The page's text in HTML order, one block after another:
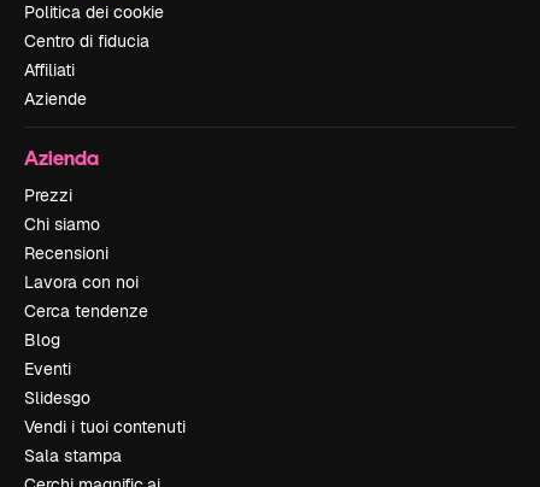
Politica dei cookie
Centro di fiducia
Affiliati
Aziende
Azienda
Prezzi
Chi siamo
Recensioni
Lavora con noi
Cerca tendenze
Blog
Eventi
Slidesgo
Vendi i tuoi contenuti
Sala stampa